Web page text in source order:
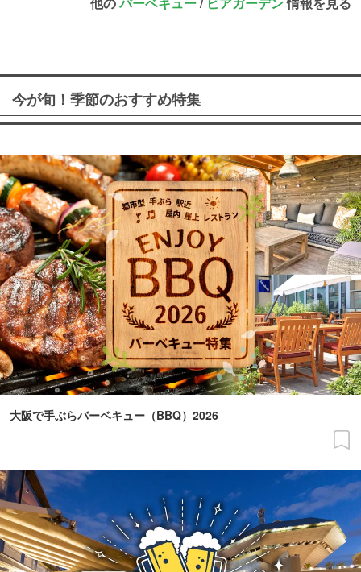
今が旬！季節のおすすめ特集
大阪で手ぶらバーベキュー（BBQ）2026